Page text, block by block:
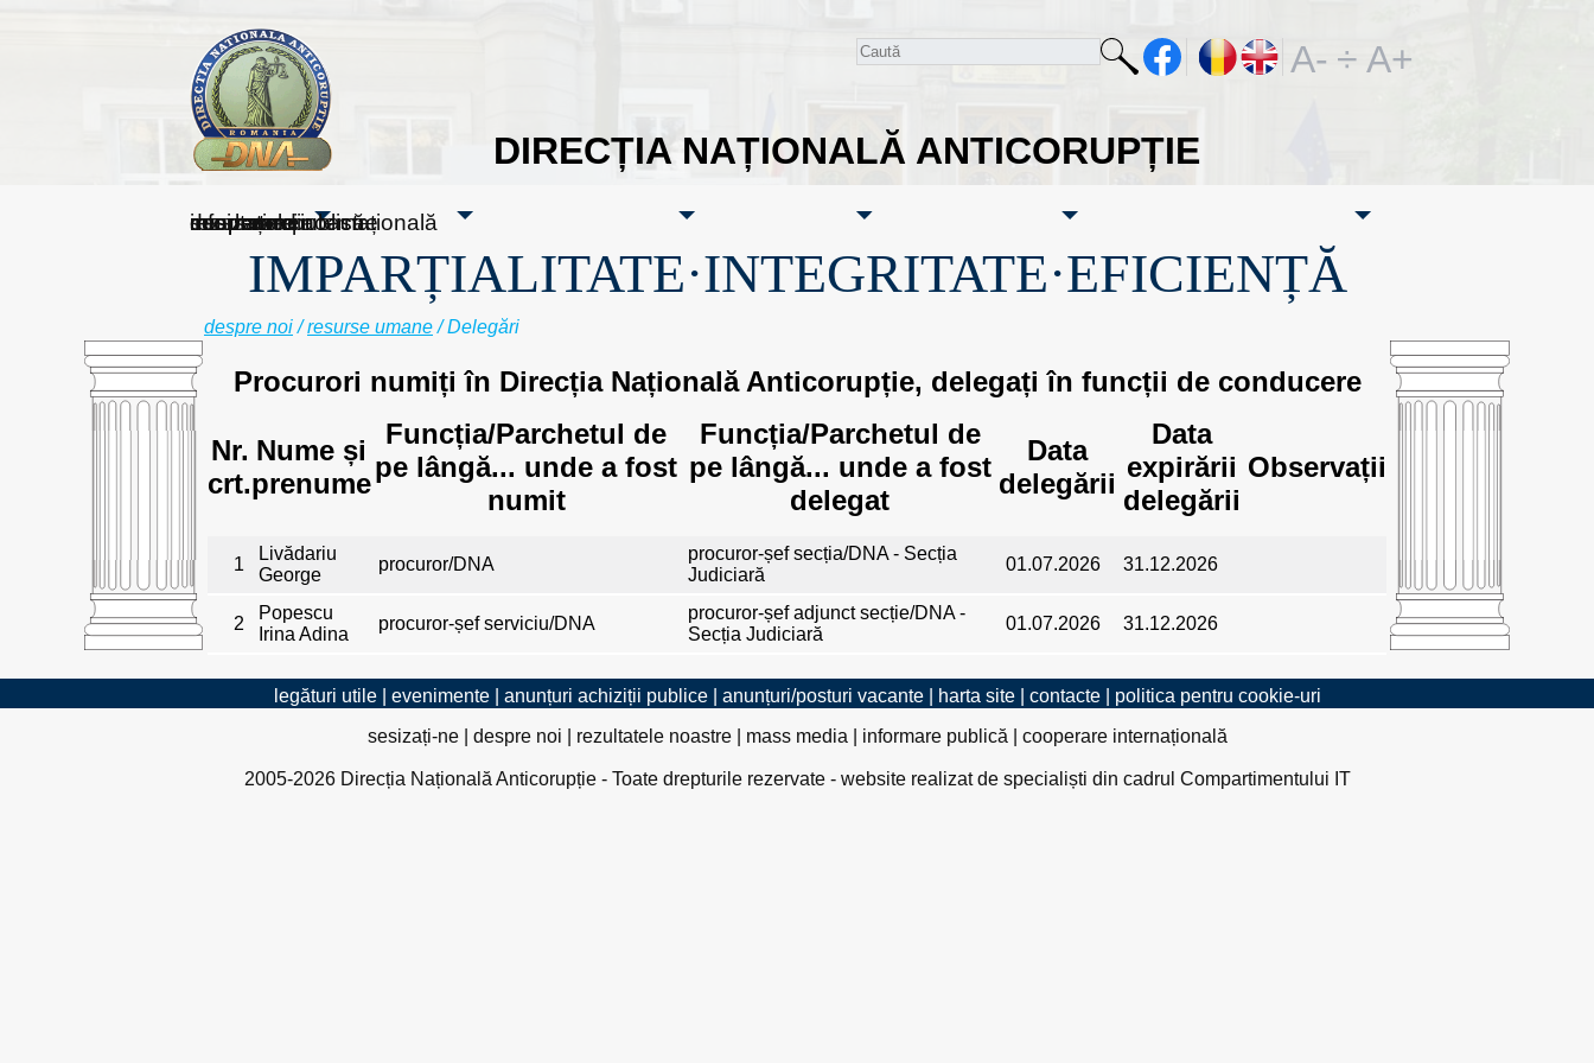
DIRECȚIA NAȚIONALĂ ANTICORUPȚIE
A- ÷ A+
sesizați-ne
despre noi
rezultatele noastre
mass media
informare publică
cooperare internațională
IMPARȚIALITATE·INTEGRITATE·EFICIENȚĂ
despre noi/resurse umane/ Delegări
Procurori numiți în Direcția Națională Anticorupție, delegați în funcții de conducere
Nr.
crt.
Nume și
prenume
Funcția/Parchetul de
pe lângă... unde a fost
numit
Funcția/Parchetul de
pe lângă... unde a fost
delegat
Data
delegării
Data
expirării
delegării
Observații
1
Livădariu
George
procuror/DNA
procuror-șef secția/DNA - Secția
Judiciară
01.07.2026 31.12.2026
2
Popescu
Irina Adina
procuror-șef serviciu/DNA
procuror-șef adjunct secție/DNA -
Secția Judiciară
01.07.2026 31.12.2026
legături utile| evenimente| anunțuri achiziții publice| anunțuri/posturi vacante| harta site| contacte| politica pentru cookie-uri
sesizați-ne| despre noi rezultatele noastre| mass media informare publică cooperare internațională
2005-2026 Direcția Națională Anticorupție - Toate drepturile rezervate - website realizat de specialiști din cadrul Compartimentului IT